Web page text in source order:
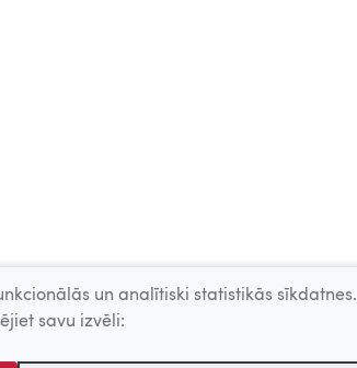
un analītiski statistikās sīkdatnes.
savu izvēli: